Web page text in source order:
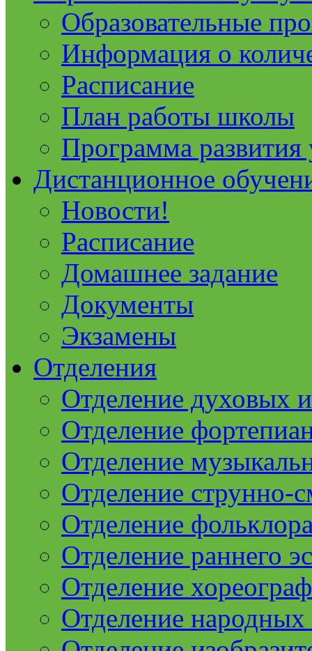
Образовательные
Информация о
Расписание
План работы школы
Программа
Дистанционное
Новости!
Расписание
Домашнее задание
Документы
Экзамены
Отделения
Отделение духовых
Отделение
Отделение
Отделение струнно-
Отделение
Отделение раннего
Отделение
Отделение народных